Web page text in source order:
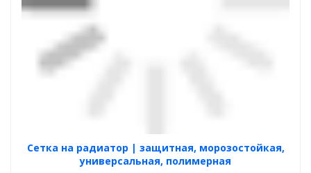
Cетка на радиатор | защитная, морозостойкая,
универсальная, полимерная